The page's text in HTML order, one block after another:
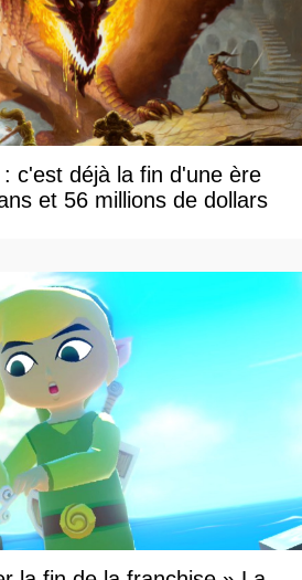
c'est déjà la fin d'une ère
et 56 millions de dollars